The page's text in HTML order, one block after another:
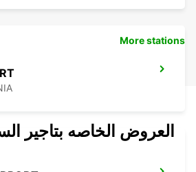
More stations
العروض الخاصه بتاجير